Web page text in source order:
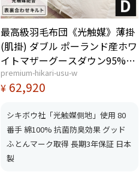
最高級羽毛布団《光触媒》薄掛
(肌掛) ダブル ポーランド産ホワ
イトマザーグースダウン95%
(440dp以上) 羽毛量0.55kg 【6
つ星プレミアムゴールド取得】
premium-hikari-usu-w
¥ 62,920
シキボウ社「光触媒側地」使用 80
番手 綿100% 抗菌防臭効果 グッド
ふとんマーク取得 長期3年保証 日本
製